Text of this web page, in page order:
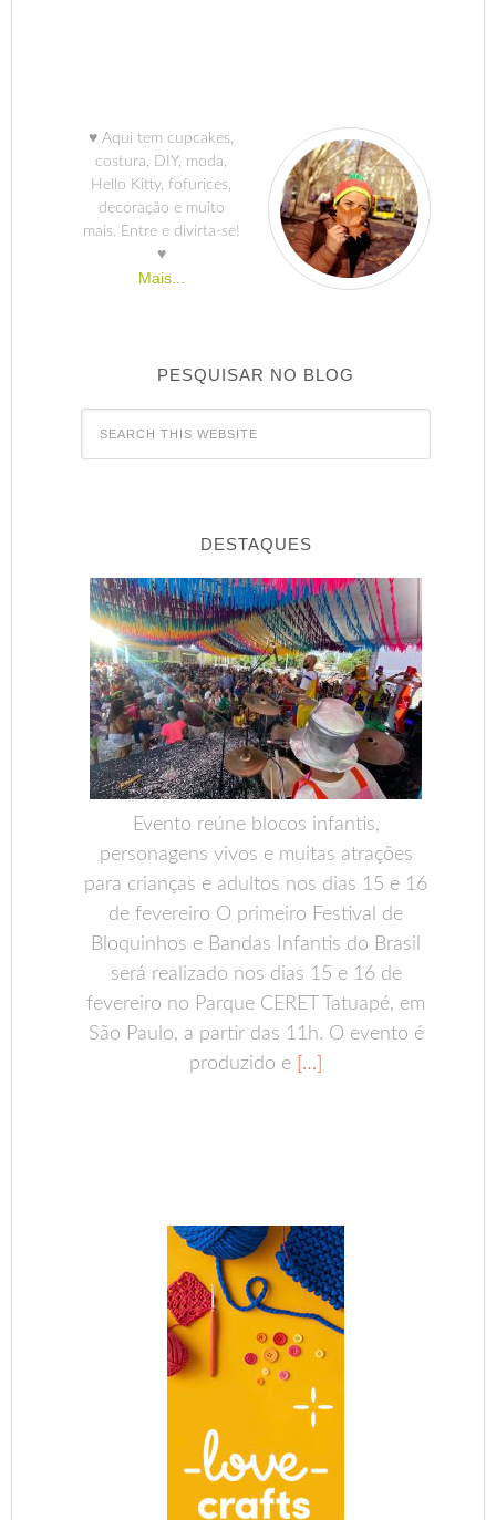
♥ Aqui tem cupcakes,
costura, DIY, moda,
Hello Kitty, fofurices,
decoração e muito
mais. Entre e divirta-se!
♥
Mais...
PESQUISAR NO BLOG
DESTAQUES
Evento reúne blocos infantis,
personagens vivos e muitas atrações
para crianças e adultos nos dias 15 e 16
de fevereiro O primeiro Festival de
Bloquinhos e Bandas Infantis do Brasil
será realizado nos dias 15 e 16 de
fevereiro no Parque CERET Tatuapé, em
São Paulo, a partir das 11h. O evento é
produzido e […]